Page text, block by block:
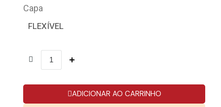
Capa
FLEXÍVEL
ADICIONAR AO CARRINHO